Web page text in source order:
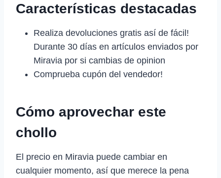
Características destacadas
Realiza devoluciones gratis así de fácil!
Durante 30 días en artículos enviados por
Miravia por si cambias de opinion
Comprueba cupón del vendedor!
Cómo aprovechar este
chollo
El precio en Miravia puede cambiar en
cualquier momento, así que merece la pena